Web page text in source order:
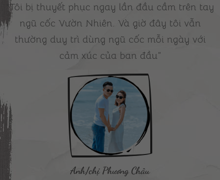
"Tôi bị thuyết phục ngay lần đầu cầm trên tay
ngũ cốc Vườn Nhiên. Và giờ đây tôi vẫn
thường duy trì dùng ngũ cốc mỗi ngày với
cảm xúc của ban đầu”
Anh/chị Phương Châu